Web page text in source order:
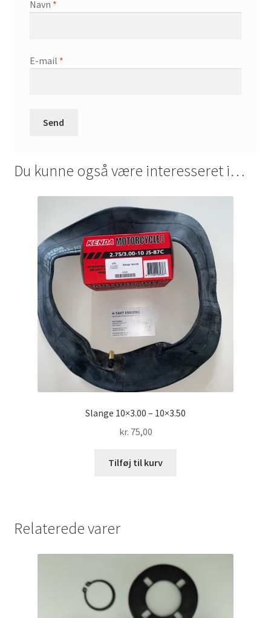
Navn *
E-mail *
Du kunne også være interesseret i…
Slange 10×3.00 – 10×3.50
kr. 75,00
Tilføj til kurv
Relaterede varer